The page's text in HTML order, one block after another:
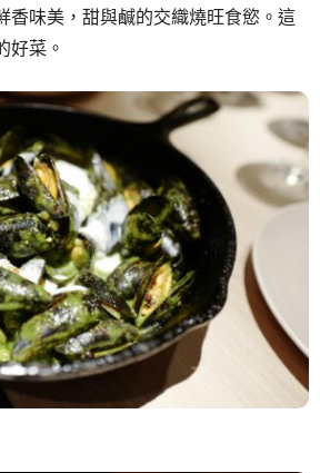
香味美，甜與鹹的交織燒旺食慾。這
好菜。